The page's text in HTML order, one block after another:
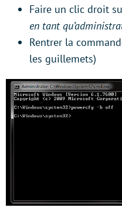
Faire un clic droit
en tant
Rentrer la
les guillemets)